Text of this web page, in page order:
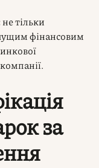
тільки
фінансовим
за